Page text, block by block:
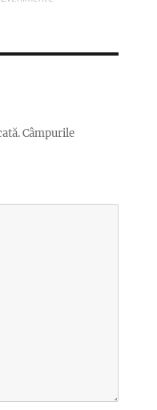
Câmpurile